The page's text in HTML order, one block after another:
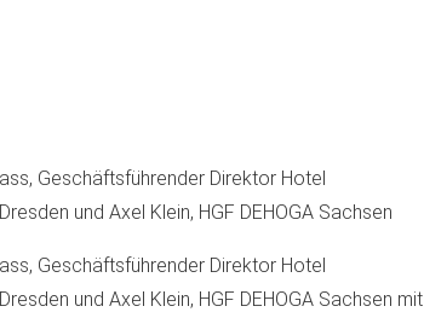
Geschäftsführender Direktor Hotel
und Axel Klein, HGF DEHOGA Sachsen
Geschäftsführender Direktor Hotel
und Axel Klein, HGF DEHOGA Sachsen mit